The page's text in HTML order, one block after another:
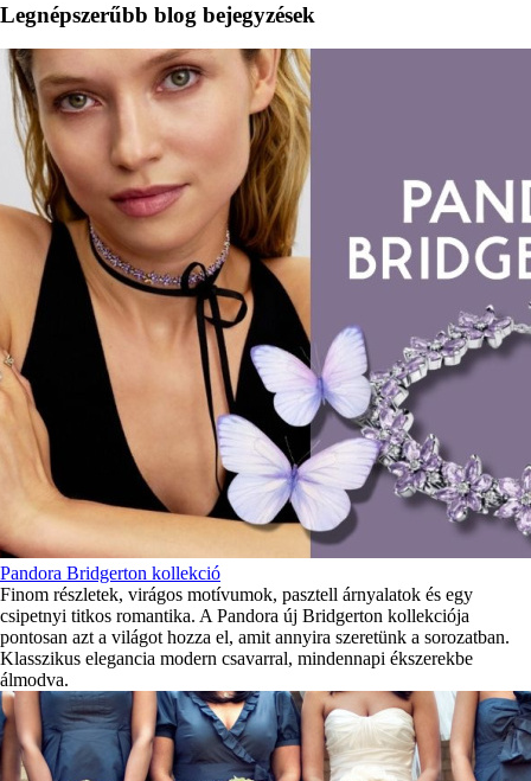
Legnépszerűbb blog bejegyzések
Pandora Bridgerton kollekció
Finom részletek, virágos motívumok, pasztell árnyalatok és egy
csipetnyi titkos romantika. A Pandora új Bridgerton kollekciója
pontosan azt a világot hozza el, amit annyira szeretünk a sorozatban.
Klasszikus elegancia modern csavarral, mindennapi ékszerekbe
álmodva.